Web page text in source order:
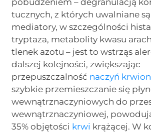
tucznych, z których uwalniane
mediatory, w szczególności
tryptaza, metabolity kwasu
tlenek azotu – jest to wstrząs
dalszej kolejności, zwiększając
przepuszczalność naczyń
szybkie przemieszczanie się
wewnątrznaczyniowych do
wewnątrznaczyniowej,
35% objętości krwi krążącej. W